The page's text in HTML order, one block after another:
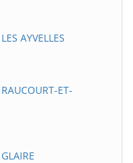
AYVELLES
ET-